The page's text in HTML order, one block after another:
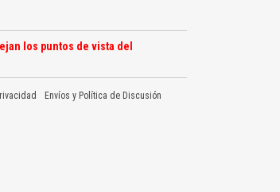
los puntos de vista del
Envíos y Política de Discusión